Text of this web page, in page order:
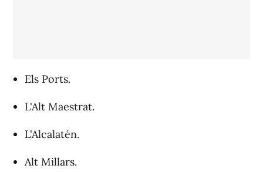
Els Ports.
L'Alt Maestrat.
L'Alcalatén.
Alt Millars.